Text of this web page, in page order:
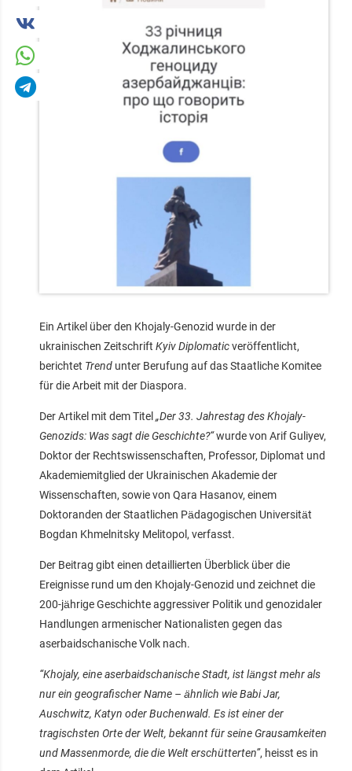
Ein Artikel über den Khojaly-Genozid wurde in der
ukrainischen Zeitschrift Kyiv Diplomaticveröffentlicht,
berichtet Trend unter Berufung auf das Staatliche Komitee
für die Arbeit mit der Diaspora.
Der Artikel mit dem Titel „Der 33. Jahrestag des Khojaly-
Genozids: Was sagt die Geschichte?“wurde von Arif Guliyev,
Doktor der Rechtswissenschaften, Professor, Diplomat und
Akademiemitglied der Ukrainischen Akademie der
Wissenschaften, sowie von Qara Hasanov, einem
Doktoranden der Staatlichen Pädagogischen Universität
Bogdan Khmelnitsky Melitopol, verfasst.
Der Beitrag gibt einen detaillierten Überblick über die
Ereignisse rund um den Khojaly-Genozid und zeichnet die
200-jährige Geschichte aggressiver Politik und genozidaler
Handlungen armenischer Nationalisten gegen das
aserbaidschanische Volk nach.
“Khojaly, eine aserbaidschanische Stadt, ist längst mehr als
nur ein geografischer Name – ähnlich wie Babi Jar,
Auschwitz, Katyn oder Buchenwald. Es ist einer der
tragischsten Orte der Welt, bekannt für seine Grausamkeiten
und Massenmorde, die die Welt erschütterten”, heisst es in